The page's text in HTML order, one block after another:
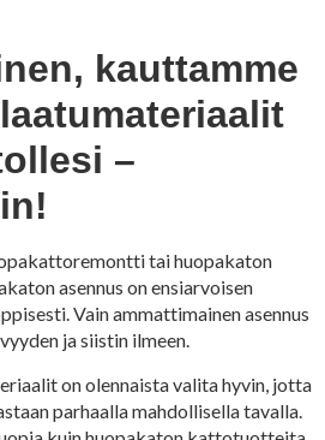
kauttamme
–
tai huopakaton
asennus on ensiarvoisen
Vain ammattimainen asennus
ja siistin ilmeen.
on olennaista valita hyvin, jotta
parhaalla mahdollisella tavalla.